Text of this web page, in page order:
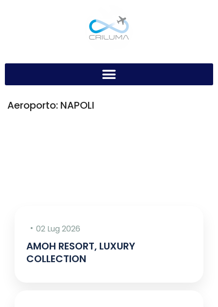
Aeroporto: NAPOLI
02 Lug 2026
AMOH RESORT, LUXURY
COLLECTION